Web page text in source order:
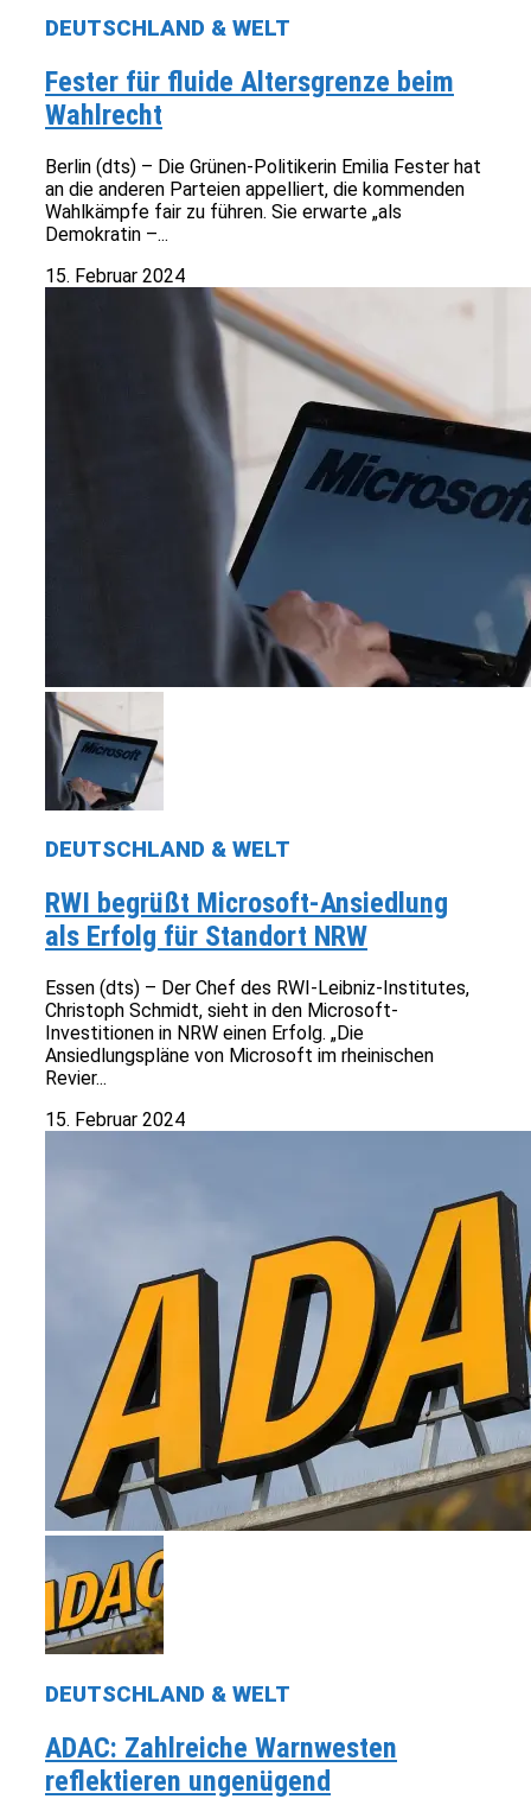
DEUTSCHLAND & WELT
Fester für fluide Altersgrenze beim
Wahlrecht
Berlin (dts) – Die Grünen-Politikerin Emilia Fester hat
an die anderen Parteien appelliert, die kommenden
Wahlkämpfe fair zu führen. Sie erwarte „als
Demokratin –...
15. Februar 2024
DEUTSCHLAND & WELT
RWI begrüßt Microsoft-Ansiedlung
als Erfolg für Standort NRW
Essen (dts) – Der Chef des RWI-Leibniz-Institutes,
Christoph Schmidt, sieht in den Microsoft-
Investitionen in NRW einen Erfolg. „Die
Ansiedlungspläne von Microsoft im rheinischen
Revier...
15. Februar 2024
DEUTSCHLAND & WELT
ADAC: Zahlreiche Warnwesten
reflektieren ungenügend